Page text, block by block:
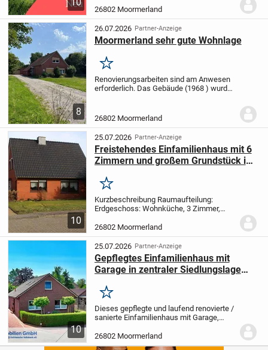
10
erwähnen gilt hierbei die Sanierung von
Gäste-WC, sowie dem Bad im
Dachgeschoss und dem...
26802 Moormerland
8
26.07.2026 Partner-Anzeige
Moormerland sehr gute Wohnlage
Merken
Renovierungsarbeiten sind am Anwesen
erforderlich. Das Gebäude (1968 ) wurde
26802 Moormerland
10
25.07.2026 Partner-Anzeige
Freistehendes Einfamilienhaus mit 6
Zimmern und großem Grundstück in
Merken
Kurzbeschreibung Raumaufteilung:
Erdgeschoss: Wohnküche, 3 Zimmer,
AbstellraumObergeschoss:
Badezimmer, Flur Objekt Dieses
freistehende Einfamilien...
26802 Moormerland
10
25.07.2026 Partner-Anzeige
Gepflegtes Einfamilienhaus mit
Garage in zentraler Siedlungslage
Merken
Dieses gepflegte und laufend renovierte /
sanierte Einfamilienhaus mit Garage,
sehr zentraler Lage von Veenhusen, sucht
neue Eigentümer.Der Grundriss im...
26802 Moormerland